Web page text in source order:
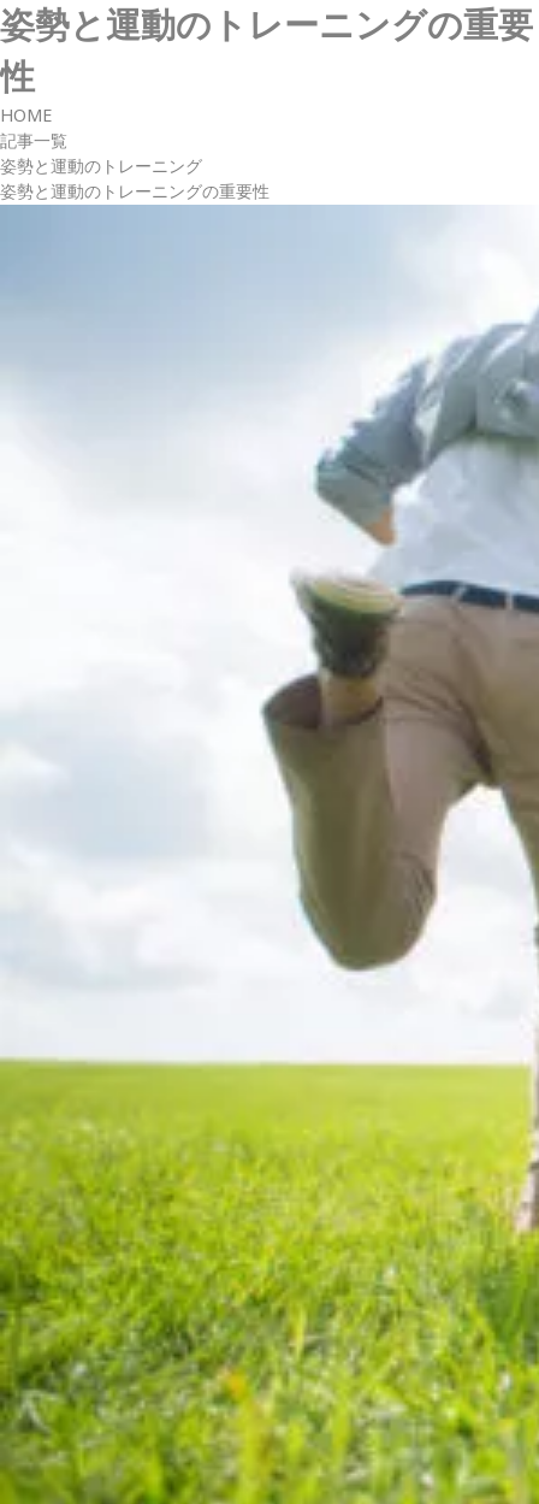
姿勢と運動のトレーニングの重要
性
HOME
記事一覧
姿勢と運動のトレーニング
姿勢と運動のトレーニングの重要性